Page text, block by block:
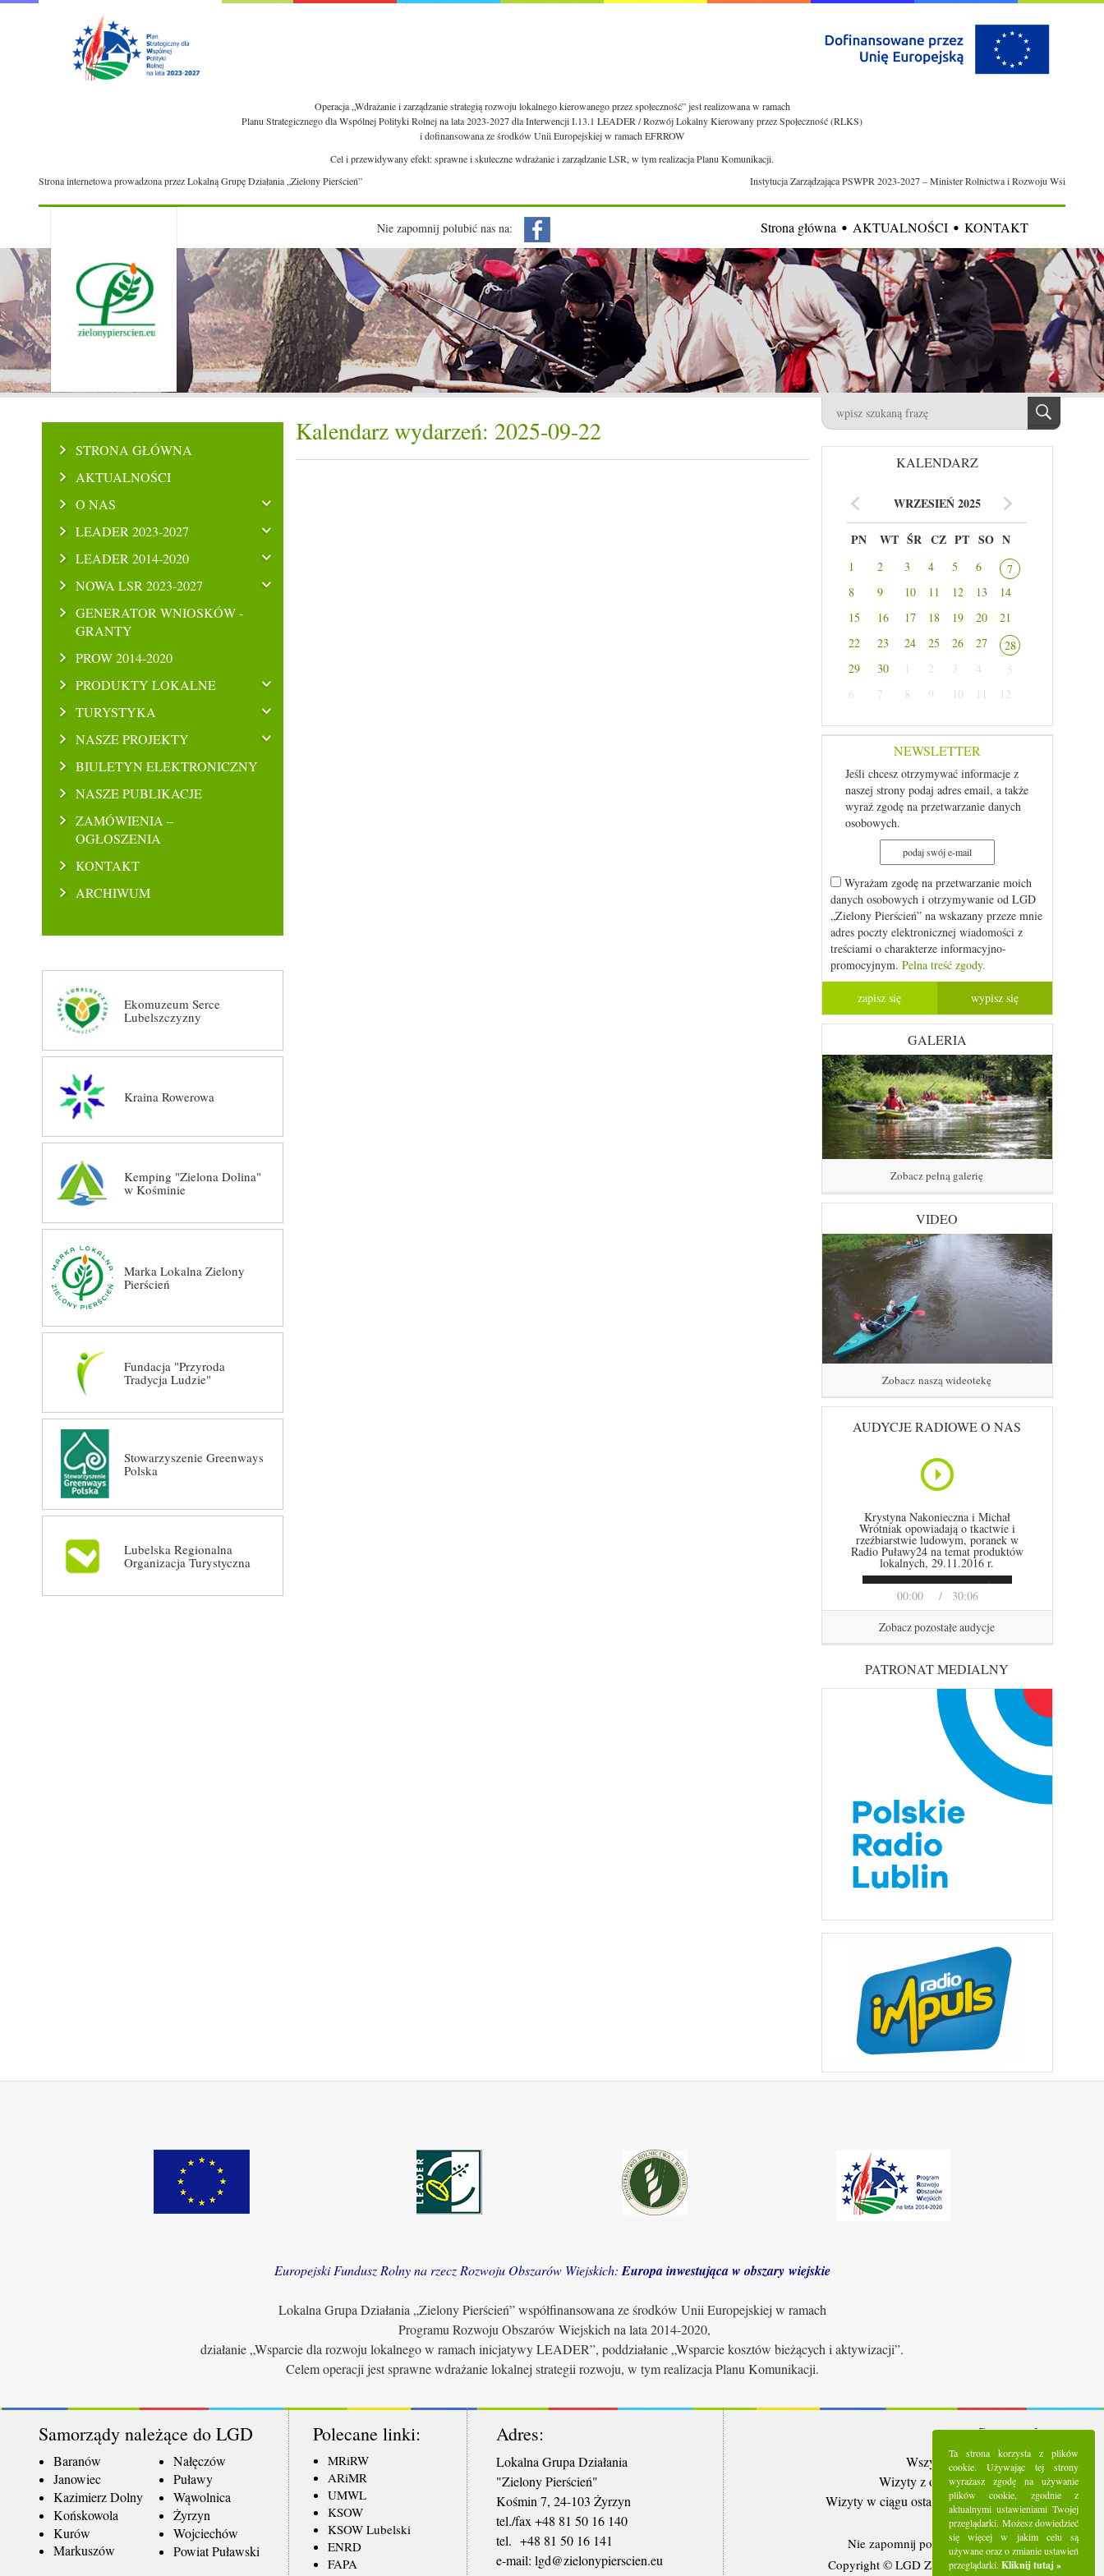
Operacja „Wdrażanie i zarządzanie strategią rozwoju lokalnego kierowanego przez społeczność” jest realizowana w ramach
Planu Strategicznego dla Wspólnej Polityki Rolnej na lata 2023-2027 dla Interwencji I.13.1 LEADER / Rozwój Lokalny Kierowany przez Społeczność (RLKS)
i dofinansowana ze środków Unii Europejskiej w ramach EFRROW
Cel i przewidywany efekt: sprawne i skuteczne wdrażanie i zarządzanie LSR, w tym realizacja Planu Komunikacji.
Strona internetowa prowadzona przez Lokalną Grupę Działania „Zielony Pierścień”
Instytucja Zarządzająca PSWPR 2023-2027 – Minister Rolnictwa i Rozwoju Wsi
Nie zapomnij polubić nas na: Strona główna AKTUALNOŚCI KONTAKT
STRONA GŁÓWNA
AKTUALNOŚCI
O NAS
LEADER 2023-2027
LEADER 2014-2020
NOWA LSR 2023-2027
GENERATOR WNIOSKÓW -
GRANTY
PROW 2014-2020
PRODUKTY LOKALNE
TURYSTYKA
NASZE PROJEKTY
BIULETYN ELEKTRONICZNY
NASZE PUBLIKACJE
ZAMÓWIENIA –
OGŁOSZENIA
KONTAKT
ARCHIWUM
Ekomuzeum Serce
Lubelszczyzny
Kraina Rowerowa
Kemping "Zielona Dolina"
w Kośminie
Marka Lokalna Zielony
Pierścień
Fundacja "Przyroda
Tradycja Ludzie"
Stowarzyszenie Greenways
Polska
Lubelska Regionalna
Organizacja Turystyczna
Kalendarz wydarzeń: 2025-09-22
KALENDARZ
WRZESIEŃ 2025
PN WT ŚR CZ PT SO N
1 2 3 4 5 6
7
8
9 10 11 12 13
14
15
16 17 18 19 20
21
22
23 24 25 26 27
28
29
30 1 2 3 4
5
6
7 8 9 10 11 12
NEWSLETTER
Jeśli chcesz otrzymywać informacje z
naszej strony podaj adres email, a także
wyraź zgodę na przetwarzanie danych
osobowych.
Wyrażam zgodę na przetwarzanie moich
danych osobowych i otrzymywanie od LGD
„Zielony Pierścień” na wskazany przeze mnie
adres poczty elektronicznej wiadomości z
treściami o charakterze informacyjno-
promocyjnym. Pelna treść zgody.
GALERIA
Zobacz pełną galerię
VIDEO
Zobacz naszą wideotekę
AUDYCJE RADIOWE O NAS
00:00 30:06
Krystyna Nakonieczna i Michał
Wrótniak opowiadają o tkactwie i
rzeźbiarstwie ludowym, poranek w
Radio Puławy24 na temat produktów
lokalnych, 29.11.2016 r.
Zobacz pozostałe audycje
PATRONAT MEDIALNY
Europejski Fundusz Rolny na rzecz Rozwoju Obszarów Wiejskich: Europa inwestująca w obszary wiejskie
Lokalna Grupa Działania „Zielony Pierścień” współfinansowana ze środków Unii Europejskiej w ramach
Programu Rozwoju Obszarów Wiejskich na lata 2014-2020,
działanie „Wsparcie dla rozwoju lokalnego w ramach inicjatywy LEADER”, poddziałanie „Wsparcie kosztów bieżących i aktywizacji”.
Celem operacji jest sprawne wdrażanie lokalnej strategii rozwoju, w tym realizacja Planu Komunikacji.
Samorządy należące do LGD
Baranów
Janowiec
Kazimierz Dolny
Końskowola
Kurów
Markuszów
Nałęczów
Puławy
Wąwolnica
Żyrzyn
Wojciechów
Powiat Puławski
Polecane linki:
MRiRW
ARiMR
UMWL
KSOW
KSOW Lubelski
ENRD
FAPA
Adres:
Lokalna Grupa Działania
"Zielony Pierścień"
Kośmin 7, 24-103 Żyrzyn
tel./fax +48 81 50 16 140
tel. +48 81 50 16 141
​e-mail: lgd@zielonypierscien.eu
Statystyki:
Wszystkie wizyty: 5293300
Wizyty z ostatnich 30 dni: 96507
Wizyty w ciągu ostatniego tygodnia:
23514
Użytkownicy online: 3
Nie zapomnij polubić nas na Facebooku
Copyright © LGD Zielony Pierścień - 2016.
Ta strona korzysta z plików
cookie. Używając tej strony
wyrażasz zgodę na używanie
plików cookie, zgodnie z
aktualnymi ustawieniami Twojej
przeglądarki. Możesz dowiedzieć
się więcej w jakim celu są
używane oraz o zmianie ustawień
przeglądarki. Kliknij tutaj »